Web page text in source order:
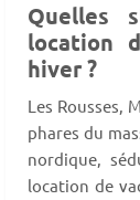
Quelles
location
hiver ?
Les Rousses,
phares du
nordique,
location de